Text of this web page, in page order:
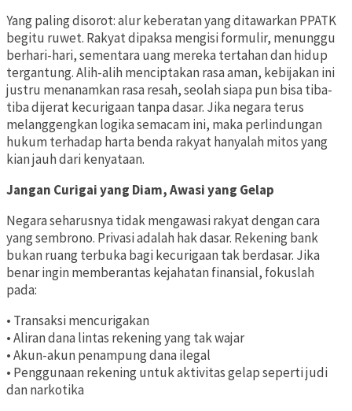
Yang paling disorot: alur keberatan yang ditawarkan PPATK
begitu ruwet. Rakyat dipaksa mengisi formulir, menunggu
berhari-hari, sementara uang mereka tertahan dan hidup
tergantung. Alih-alih menciptakan rasa aman, kebijakan ini
justru menanamkan rasa resah, seolah siapa pun bisa tiba-
tiba dijerat kecurigaan tanpa dasar. Jika negara terus
melanggengkan logika semacam ini, maka perlindungan
hukum terhadap harta benda rakyat hanyalah mitos yang
kian jauh dari kenyataan.
Jangan Curigai yang Diam, Awasi yang Gelap
Negara seharusnya tidak mengawasi rakyat dengan cara
yang sembrono. Privasi adalah hak dasar. Rekening bank
bukan ruang terbuka bagi kecurigaan tak berdasar. Jika
benar ingin memberantas kejahatan finansial, fokuslah
pada:
• Transaksi mencurigakan
• Aliran dana lintas rekening yang tak wajar
• Akun-akun penampung dana ilegal
• Penggunaan rekening untuk aktivitas gelap seperti judi
dan narkotika